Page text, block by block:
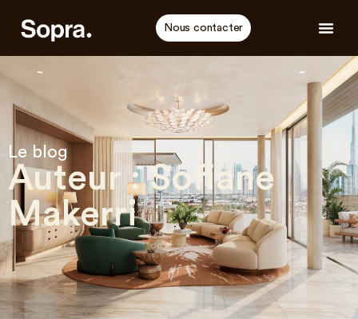
Nous contacter
Le blog
Auteur :Sofiane
Makerri